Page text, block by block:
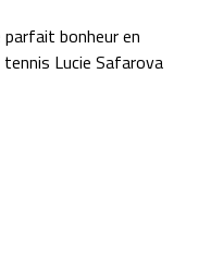
bonheur en
tennis Lucie Safarova